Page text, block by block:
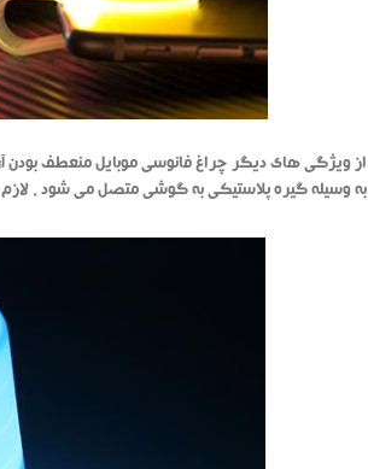
از ویژگی های دیگر چراغ فانوسی موبایل منعطف بودن
به وسیله گیره پلاستیکی به گوشی متصل می شود .